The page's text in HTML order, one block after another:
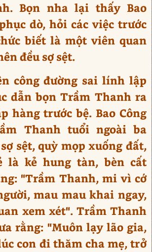
Bọn nha lại thấy Bao
dò, hỏi các việc trước
biết là một viên quan
đều sợ sệt.
công đường sai lính lập
dẫn bọn Trầm Thanh ra
hàng trước bệ. Bao Công
Thanh tuổi ngoài ba
sệt, quỳ mọp xuống đất,
là kẻ hung tàn, bèn cất
"Trầm Thanh, mi vì cớ
mau mau khai ngay,
xem xét". Trầm Thanh
rằng: "Muôn lạy lão gia,
con đi thăm cha mẹ, trở